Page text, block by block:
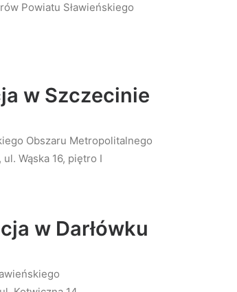
Powiatu Sławieńskiego
w Szczecinie
Obszaru Metropolitalnego
Wąska 16, piętro I
w Darłówku